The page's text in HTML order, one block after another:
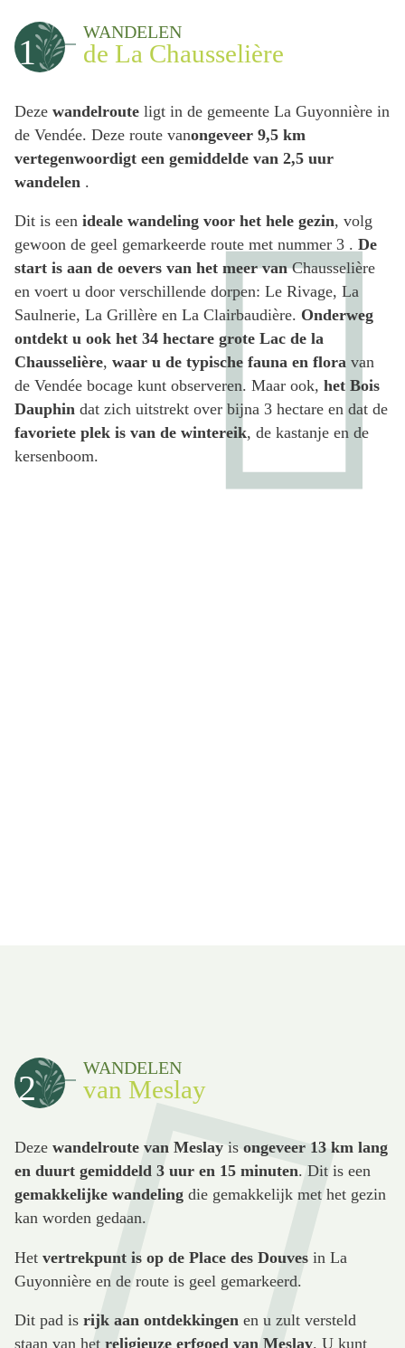
1 WANDELEN
de La Chausselière
Deze wandelroute ligt in de gemeente La Guyonnière in
de Vendée. Deze route vanongeveer 9,5 km
vertegenwoordigt een gemiddelde van 2,5 uur
wandelen .
Dit is een ideale wandeling voor het hele gezin, volg
gewoon de geel gemarkeerde route met nummer 3 . De
start is aan de oevers van het meer vanChausselière
en voert u door verschillende dorpen: Le Rivage, La
Saulnerie, La Grillère en La Clairbaudière. Onderweg
ontdekt u ook het 34 hectare grote Lac de la
Chausselière, waar u de typische fauna en flora van
de Vendée bocage kunt observeren. Maar ook, het Bois
Dauphin dat zich uitstrekt over bijna 3 hectare en dat de
favoriete plek is van de wintereik, de kastanje en de
kersenboom.
2 WANDELEN
van Meslay
Deze wandelroute van Meslay is ongeveer 13 km lang
en duurt gemiddeld 3 uur en 15 minuten. Dit is een
gemakkelijke wandeling die gemakkelijk met het gezin
kan worden gedaan.
Het vertrekpunt is op de Place des Douves in La
Guyonnière en de route is geel gemarkeerd.
Dit pad is rijk aan ontdekkingen en u zult versteld
staan van het religieuze erfgoed van Meslay. U kunt